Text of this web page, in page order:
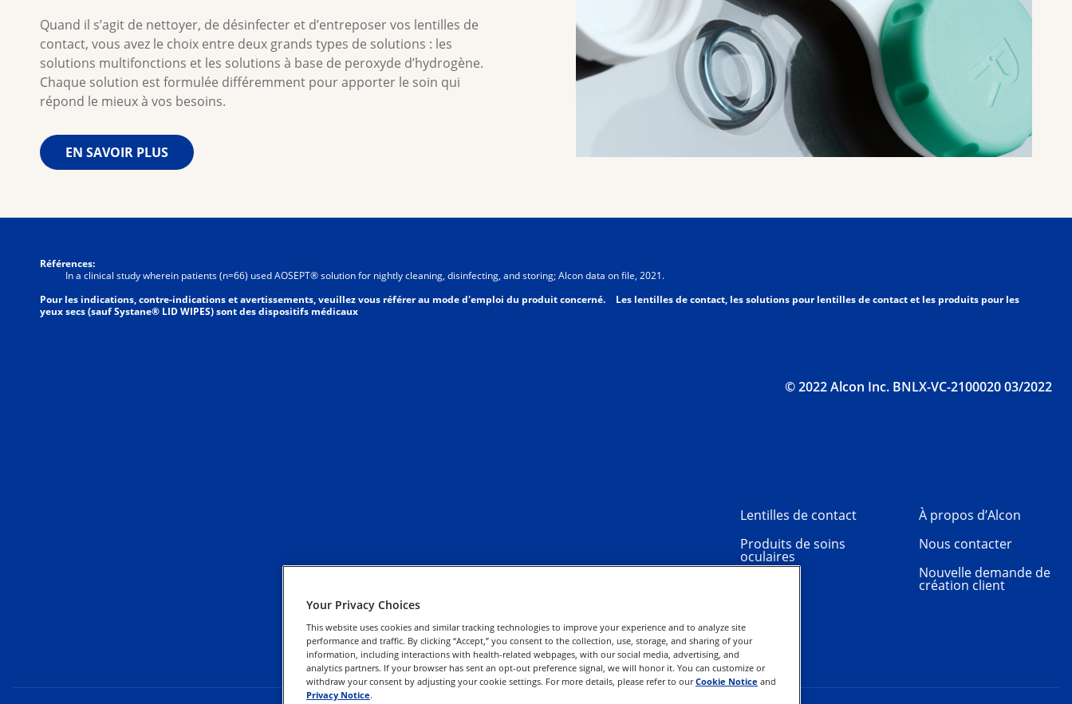
Quand il s’agit de nettoyer, de désinfecter et d’entreposer vos lentilles de
contact, vous avez le choix entre deux grands types de solutions : les
solutions multifonctions et les solutions à base de peroxyde d’hydrogène.
Chaque solution est formulée différemment pour apporter le soin qui
répond le mieux à vos besoins.
EN SAVOIR PLUS
Références:
In a clinical study wherein patients (n=66) used AOSEPT® solution for nightly cleaning, disinfecting, and storing; Alcon data on file, 2021.
Pour les indications, contre-indications et avertissements, veuillez vous référer au mode d'emploi du produit concerné. Les lentilles de contact, les solutions pour lentilles de contact et les produits pour les
yeux secs (sauf Systane® LID WIPES) sont des dispositifs médicaux
© 2022 Alcon Inc. BNLX-VC-2100020 03/2022
Lentilles de contact
Produits de soins
oculaires
À propos d’Alcon
Nous contacter
Nouvelle demande de
création client
Your Privacy Choices
This website uses cookies and similar tracking technologies to improve your experience and to analyze site
performance and traffic. By clicking “Accept,” you consent to the collection, use, storage, and sharing of your
information, including interactions with health-related webpages, with our social media, advertising, and
analytics partners. If your browser has sent an opt-out preference signal, we will honor it. You can customize or
withdraw your consent by adjusting your cookie settings. For more details, please refer to ourCookie Notice and
Privacy Notice.